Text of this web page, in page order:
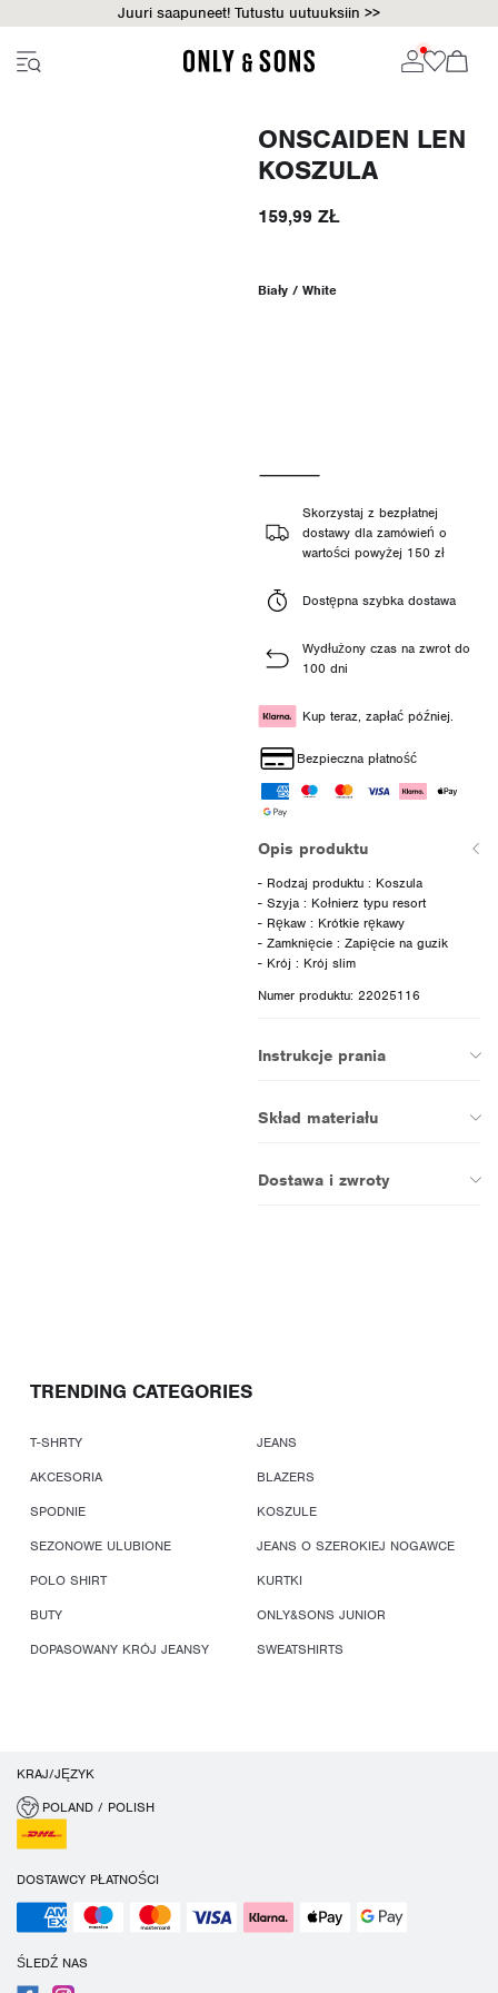
Juuri saapuneet! Tutustu uutuuksiin >>
ONSCAIDEN LEN
KOSZULA
159,99 ZŁ
Biały / White
Skorzystaj z bezpłatnej
dostawy dla zamówień o
wartości powyżej 150 zł
Dostępna szybka dostawa
Wydłużony czas na zwrot do
100 dni
Kup teraz, zapłać później.
Bezpieczna płatność
Opis produktu
- Rodzaj produktu : Koszula
- Szyja : Kołnierz typu resort
- Rękaw : Krótkie rękawy
- Zamknięcie : Zapięcie na guzik
- Krój : Krój slim
Numer produktu: 22025116
Instrukcje prania
Skład materiału
Dostawa i zwroty
TRENDING CATEGORIES
T-SHRTY
JEANS
AKCESORIA
BLAZERS
SPODNIE
KOSZULE
SEZONOWE ULUBIONE
JEANS O SZEROKIEJ NOGAWCE
POLO SHIRT
KURTKI
BUTY
ONLY&SONS JUNIOR
DOPASOWANY KRÓJ JEANSY
SWEATSHIRTS
KRAJ/JĘZYK
POLAND / POLISH
DOSTAWCY PŁATNOŚCI
ŚLEDŹ NAS